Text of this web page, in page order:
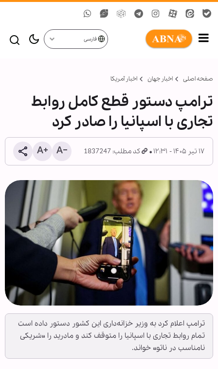
فارسی
صفحه اصلی اخبار جهان اخبار آمریکا
ترامپ دستور قطع کامل روابط
تجاری با اسپانیا را صادر کرد
۱۷ تیر ۱۴۰۵ - ۱۲:۳۱ کد مطلب: 1837247
ترامپ اعلام کرد به وزیر خزانه‌داری این کشور دستور داده است
تمام روابط تجاری با اسپانیا را متوقف کند و مادرید را «شریکی
نامناسب در ناتو» خواند.